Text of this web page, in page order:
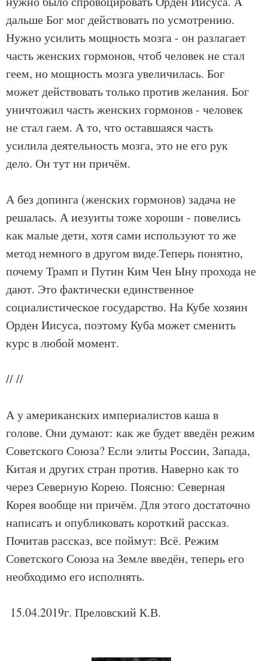
дальше Бог мог действовать по усмотрению.
Нужно усилить мощность мозга - он разлагает
часть женских гормонов, чтоб человек не стал
геем, но мощность мозга увеличилась. Бог
может действовать только против желания. Бог
уничтожил часть женских гормонов - человек
не стал гаем. А то, что оставшаяся часть
усилила деятельность мозга, это не его рук
дело. Он тут ни причём.
А без допинга (женских гормонов) задача не
решалась. А иезуиты тоже хороши - повелись
как малые дети, хотя сами используют то же
метод немного в другом виде.Теперь понятно,
почему Трамп и Путин Ким Чен Ыну прохода не
дают. Это фактически единственное
социалистическое государство. На Кубе хозяин
Орден Иисуса, поэтому Куба может сменить
курс в любой момент.
////
А у американских империалистов каша в
голове. Они думают: как же будет введён режим
Советского Союза? Если элиты России, Запада,
Китая и других стран против. Наверно как то
через Северную Корею. Поясню: Северная
Корея вообще ни причём. Для этого достаточно
написать и опубликовать короткий рассказ.
Почитав рассказ, все поймут: Всё. Режим
Советского Союза на Земле введён, теперь его
необходимо его исполнять.
15.04.2019г. Преловский К.В.